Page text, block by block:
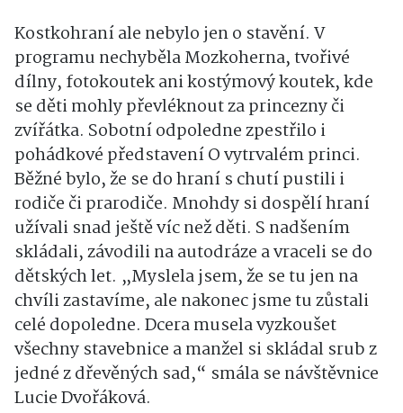
Kostkohraní ale nebylo jen o stavění. V
programu nechyběla Mozkoherna, tvořivé
dílny, fotokoutek ani kostýmový koutek, kde
se děti mohly převléknout za princezny či
zvířátka. Sobotní odpoledne zpestřilo i
pohádkové představení O vytrvalém princi.
Běžné bylo, že se do hraní s chutí pustili i
rodiče či prarodiče. Mnohdy si dospělí hraní
užívali snad ještě víc než děti. S nadšením
skládali, závodili na autodráze a vraceli se do
dětských let. „Myslela jsem, že se tu jen na
chvíli zastavíme, ale nakonec jsme tu zůstali
celé dopoledne. Dcera musela vyzkoušet
všechny stavebnice a manžel si skládal srub z
jedné z dřevěných sad,“ smála se návštěvnice
Lucie Dvořáková.